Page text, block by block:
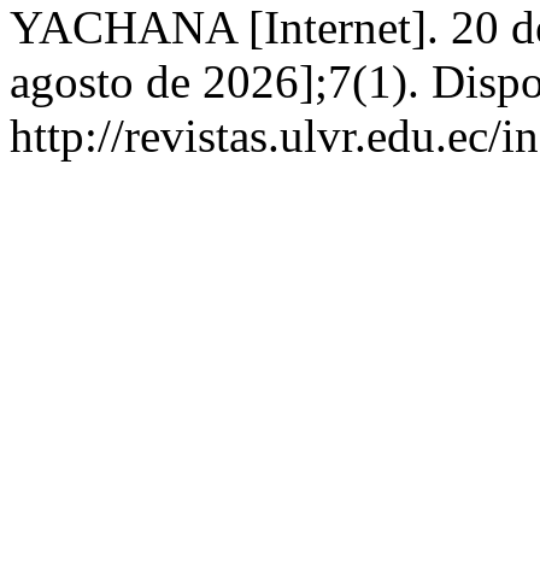
YACHANA [Internet]. 20
agosto de 2026];7(1).
http://revistas.ulvr.edu.ec/